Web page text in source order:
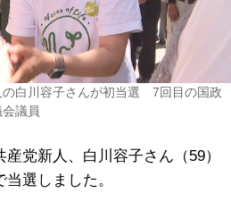
白川容子さんが初当選 7回目の国政
議員
党新人、白川容子さん（59）
選しました。